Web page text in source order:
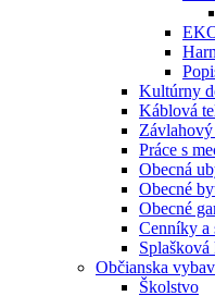
Kultúrny
Káblová
Práce s
Obecná
Obecné
Obecné
Cenníky a
Splašková
Občianska
Školstvo